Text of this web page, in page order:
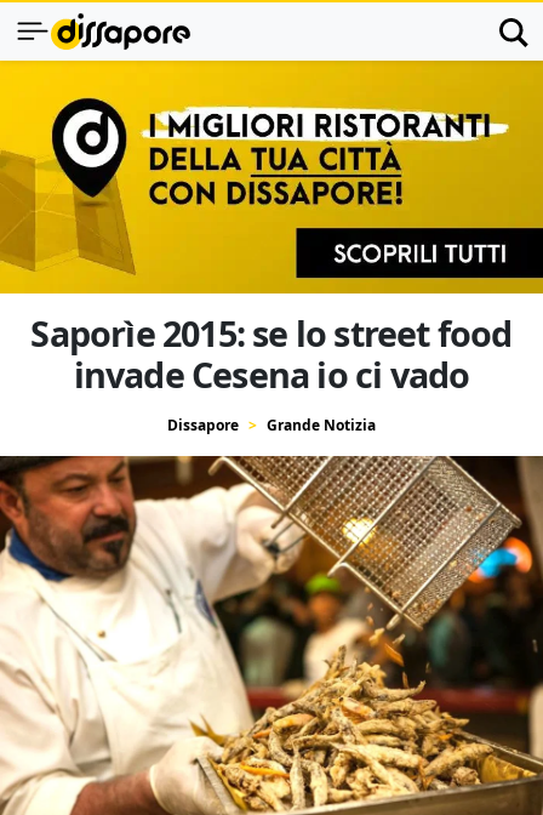
Saporìe 2015: se lo street food
invade Cesena io ci vado
Dissapore Grande Notizia